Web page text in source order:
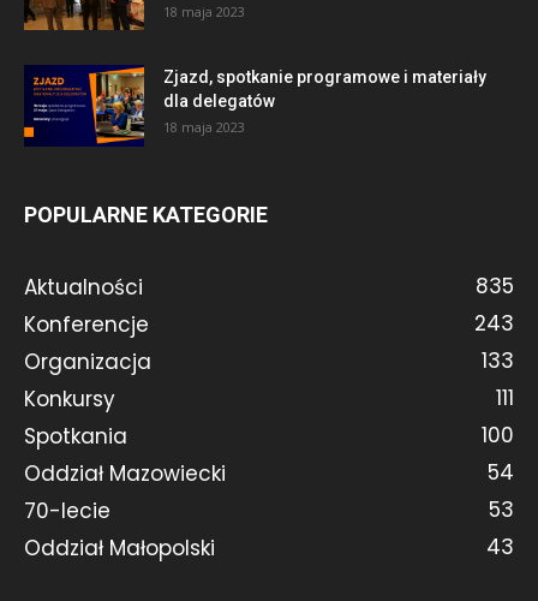
18 maja 2023
Zjazd, spotkanie programowe i materiały
dla delegatów
18 maja 2023
POPULARNE KATEGORIE
Aktualności
835
Konferencje
243
Organizacja
133
Konkursy
111
Spotkania
100
Oddział Mazowiecki
54
70-lecie
53
Oddział Małopolski
43